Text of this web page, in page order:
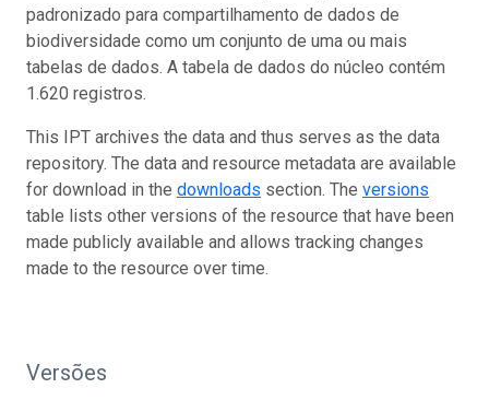
padronizado para compartilhamento de dados de
biodiversidade como um conjunto de uma ou mais
tabelas de dados. A tabela de dados do núcleo contém
1.620 registros.
This IPT archives the data and thus serves as the data
repository. The data and resource metadata are available
for download in the downloads section. The versions
table lists other versions of the resource that have been
made publicly available and allows tracking changes
made to the resource over time.
Versões